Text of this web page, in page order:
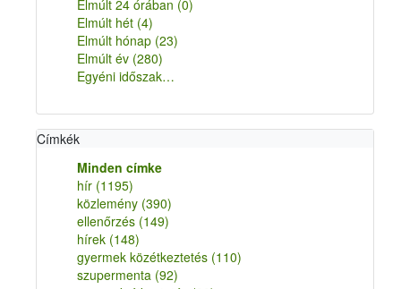
Elmúlt 24 órában (0)
Elmúlt hét (4)
Elmúlt hónap (23)
Elmúlt év (280)
Egyéni időszak…
Címkék
Minden címke
hír (1195)
közlemény (390)
ellenőrzés (149)
hírek (148)
gyermek közétkeztetés (110)
szupermenta (92)